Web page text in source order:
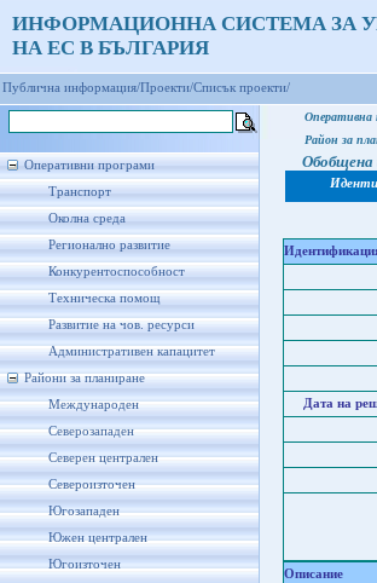
ИНФОРМАЦИОННА СИСТЕМА ЗА
НА ЕС В БЪЛГАРИЯ
Публична информация/Проекти/Списък проекти/
Оперативни програми
Транспорт
Околна среда
Регионално развитие
Конкурентоспособност
Техническа помощ
Развитие на чов. ресурси
Административен капацитет
Райони за планиране
Международен
Северозападен
Северен централен
Североизточен
Югозападен
Южен централен
Югоизточен
Оперативна
Район за
Обобщена
Дата на
Описание